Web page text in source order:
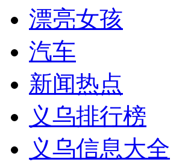
漂亮女孩
汽车
新闻热点
义乌排行榜
义乌信息大全